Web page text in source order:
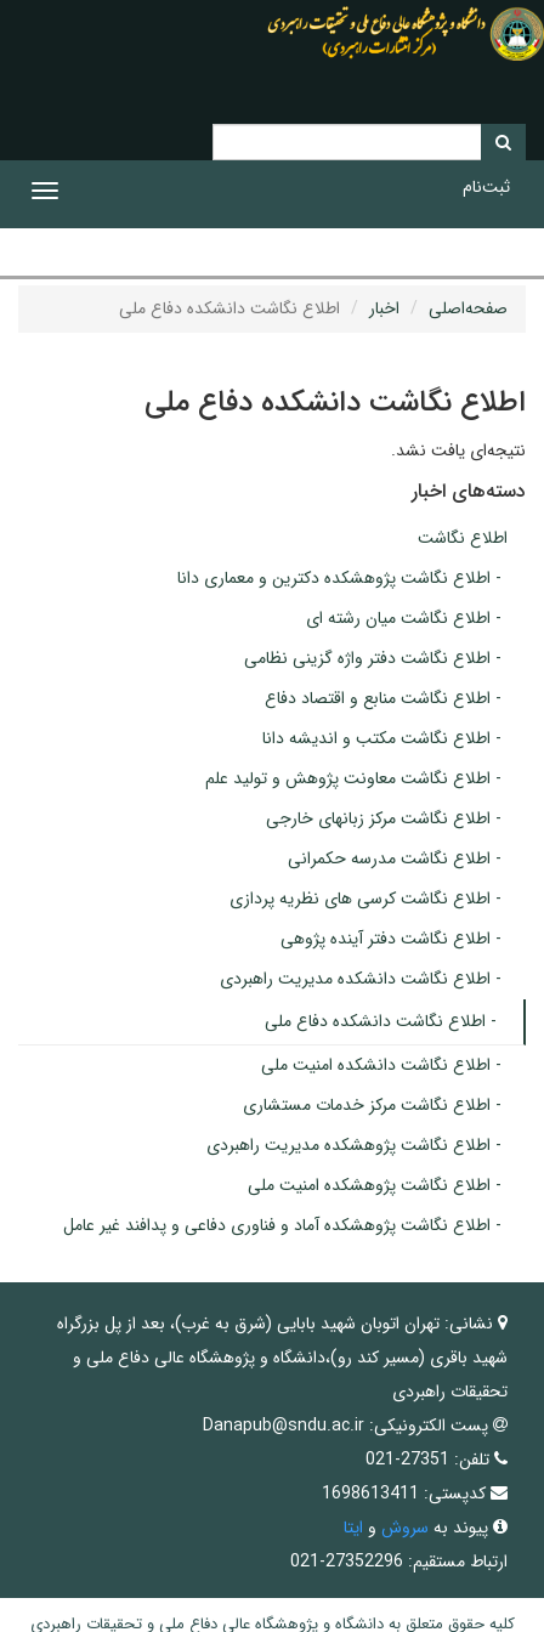
ثبت‌نام
صفحه‌اصلی اخبار اطلاع نگاشت دانشکده دفاع ملی
اطلاع نگاشت دانشکده دفاع ملی
نتیجه‌ای یافت نشد.
دسته‌های اخبار
اطلاع نگاشت
- اطلاع نگاشت پژوهشکده دکترین و معماری دانا
- اطلاع نگاشت میان رشته ای
- اطلاع نگاشت دفتر واژه گزینی نظامی
- اطلاع نگاشت منابع و اقتصاد دفاع
- اطلاع نگاشت مکتب و اندیشه دانا
- اطلاع نگاشت معاونت پژوهش و تولید علم
- اطلاع نگاشت مرکز زبانهای خارجی
- اطلاع نگاشت مدرسه حکمرانی
- اطلاع نگاشت کرسی های نظریه پردازی
- اطلاع نگاشت دفتر آینده پژوهی
- اطلاع نگاشت دانشکده مدیریت راهبردی
- اطلاع نگاشت دانشکده دفاع ملی
- اطلاع نگاشت دانشکده امنیت ملی
- اطلاع نگاشت مرکز خدمات مستشاری
- اطلاع نگاشت پژوهشکده مدیریت راهبردی
- اطلاع نگاشت پژوهشکده امنیت ملی
- اطلاع نگاشت پژوهشکده آماد و فناوری دفاعی و پدافند غیر عامل
نشانی: تهران اتوبان شهید بابایی (شرق به غرب)، بعد از پل بزرگراه
شهید باقری (مسیر کند رو)،دانشگاه و پژوهشگاه عالی دفاع ملی و
تحقیقات راهبردی
پست الکترونیکی: Danapub@sndu.ac.ir
تلفن: 27351-021
کدپستی: 1698613411
پیوند به سروش و ایتا
ارتباط مستقیم: 27352296-021
کلیه حقوق متعلق به دانشگاه و پژوهشگاه عالی دفاع ملی و تحقیقات راهبردی